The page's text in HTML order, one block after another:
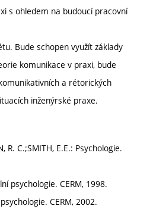
s ohledem na budoucí pracovní
Bude schopen využít základy
komunikace v praxi, bude
a rétorických
inženýrské praxe.
R. C.;SMITH, E.E.: Psychologie.
psychologie. CERM, 1998.
CERM, 2002.